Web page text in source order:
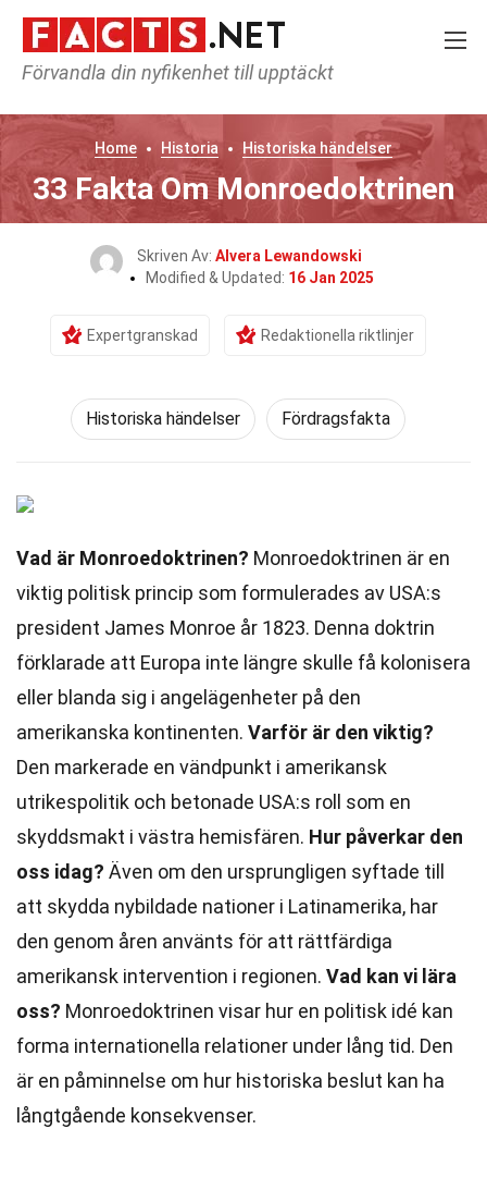
Förvandla din nyfikenhet till upptäckt
Home Historia Historiska händelser
33 Fakta Om Monroedoktrinen
Skriven Av: Alvera Lewandowski
Modified & Updated: 16 Jan 2025
Expertgranskad Redaktionella riktlinjer
Historiska händelser Fördragsfakta
Vad är Monroedoktrinen? Monroedoktrinen är en
viktig politisk princip som formulerades av USA:s
president James Monroe år 1823. Denna doktrin
förklarade att Europa inte längre skulle få kolonisera
eller blanda sig i angelägenheter på den
amerikanska kontinenten. Varför är den viktig?
Den markerade en vändpunkt i amerikansk
utrikespolitik och betonade USA:s roll som en
skyddsmakt i västra hemisfären. Hur påverkar den
oss idag? Även om den ursprungligen syftade till
att skydda nybildade nationer i Latinamerika, har
den genom åren använts för att rättfärdiga
amerikansk intervention i regionen. Vad kan vi lära
oss? Monroedoktrinen visar hur en politisk idé kan
forma internationella relationer under lång tid. Den
är en påminnelse om hur historiska beslut kan ha
långtgående konsekvenser.